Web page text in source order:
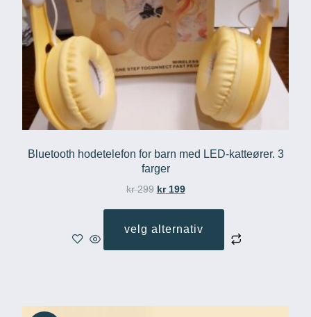
Bluetooth hodetelefon for barn med LED-katteører. 3
farger
kr299 kr199
velg alternativ